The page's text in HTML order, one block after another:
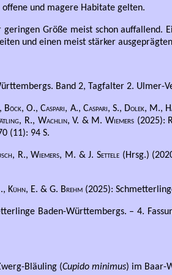
und magere Habitate gelten.
Größe meist schon auffallend.
und einen meist stärker
Band 2, Tagfalter 2. Ulmer-
O., Caspari, A., Caspari, S., Dolek,
R., Wachlin, V. & M. Wiemers(2025):
(11): 94 S.
R., Wiemers, M. & J. Settele (Hrsg.)
Kühn, E. & G. Brehm (2025):
Baden-Württembergs. – 4.
Bläuling (Cupido minimus) im Baar-